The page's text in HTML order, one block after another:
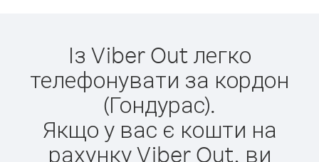
Із Viber Out легко
телефонувати за кордон
(Гондурас).
Якщо у вас є кошти на
рахунку Viber Out, ви